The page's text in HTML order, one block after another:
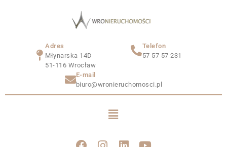
Adres
Młynarska 14D
51-116 Wrocław
Telefon
57 57 57 231
E-mail
biuro@wronieruchomosci.pl